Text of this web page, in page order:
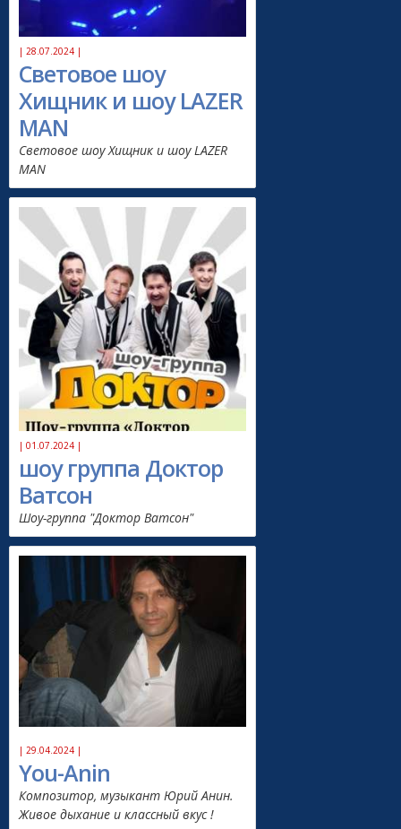
| 28.07.2024 |
Световое шоу
Хищник и шоу LAZER
MAN
Световое шоу Хищник и шоу LAZER
MAN
| 01.07.2024 |
шоу группа Доктор
Ватсон
Шоу-группа "Доктор Ватсон"
| 29.04.2024 |
You-Anin
Композитор, музыкант Юрий Анин.
Живое дыхание и классный вкус !